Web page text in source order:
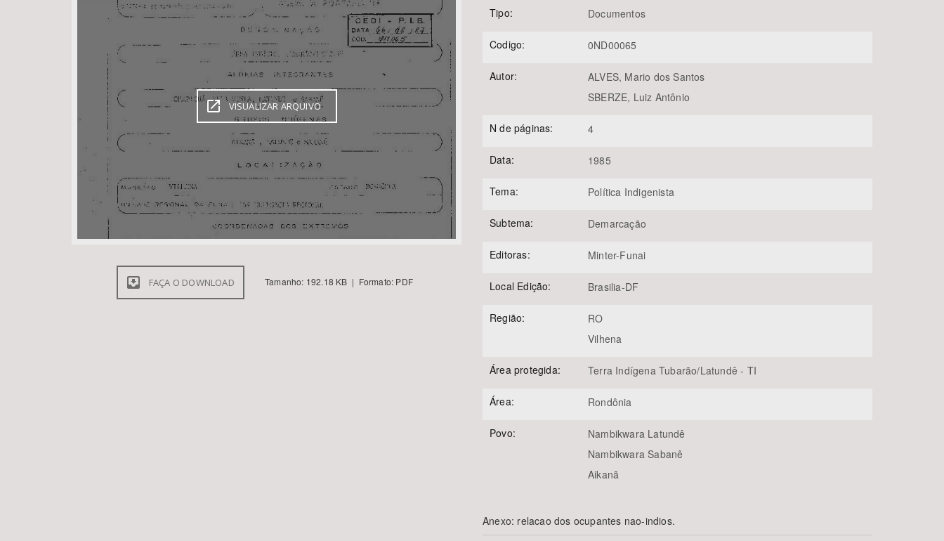
Área de Levantamento
VISUALIZAR ARQUIVO
FAÇA O DOWNLOAD Tamanho: 192.18 KB | Formato: PDF
Tipo: Documentos
Codigo: 0ND00065
Autor:
ALVES, Mario dos Santos
SBERZE, Luiz Antônio
N de páginas: 4
Data: 1985
Tema: Política Indigenista
Subtema: Demarcação
Editoras: Minter-Funai
Local Edição: Brasilia-DF
Região:
RO
Vilhena
Área protegida: Terra Indígena Tubarão/Latundê - TI
Área: Rondônia
Povo:
Nambikwara Latundê
Nambikwara Sabanê
Aikanã
Anexo: relacao dos ocupantes nao-indios.